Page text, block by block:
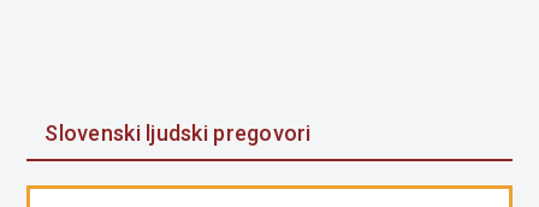
Slovenski ljudski pregovori